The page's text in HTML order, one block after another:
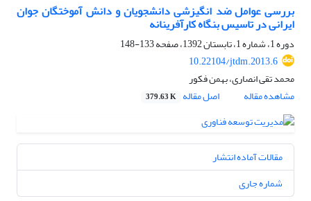
بررسی عوامل ضد انگیزشی دانشجویان و دانش آموختگان جوان
ایرانی در تاسیس بنگاه‌ کارآفرینانه
دوره 1، شماره 1، تابستان 1392، صفحه
133-148
10.22104/jtdm.2013.6
محمد تقی انصاری، بهمن فکور
مشاهده مقاله
اصل مقاله 379.63 K
مقالات آماده انتشار
شماره جاری